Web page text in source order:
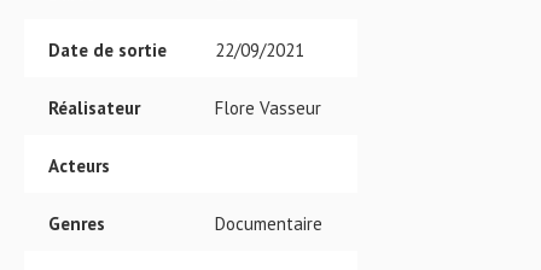
Date de sortie 22/09/2021
Réalisateur Flore Vasseur
Acteurs
Genres Documentaire